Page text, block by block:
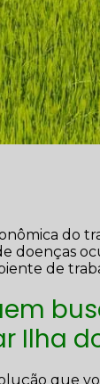
do
doenças
de
Ilha
que